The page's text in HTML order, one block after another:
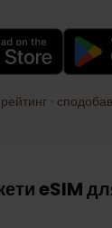
eSIM